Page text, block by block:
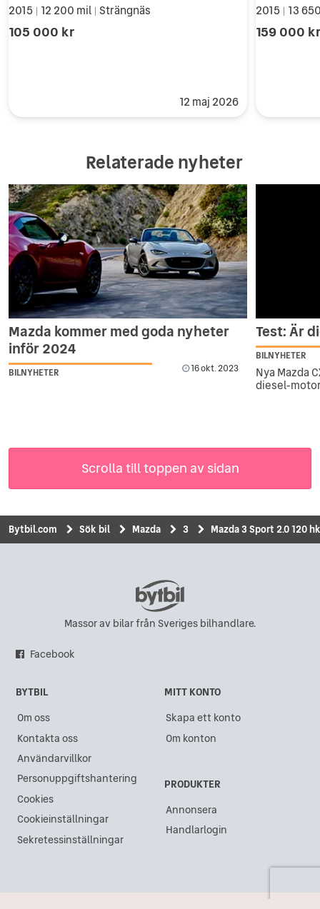
2015 12 200 mil Strängnäs
105 000 kr
12 maj 2026
2015 13
159 000
Relaterade nyheter
Mazda kommer med goda nyheter
inför 2024
BILNYHETER 16 okt. 2023
Test: Är
BILNYHETER
Nya Mazda
diesel-
Scrolla till toppen av sidan
Bytbil.com Sök bil Mazda 3 Mazda 3 Sport 2.0 120
Massor av bilar från Sveriges bilhandlare.
Facebook
BYTBIL
Om oss
Kontakta oss
Användarvillkor
Personuppgiftshantering
Cookies
Cookieinställningar
Sekretessinställningar
MITT KONTO
Skapa ett konto
Om konton
PRODUKTER
Annonsera
Handlarlogin